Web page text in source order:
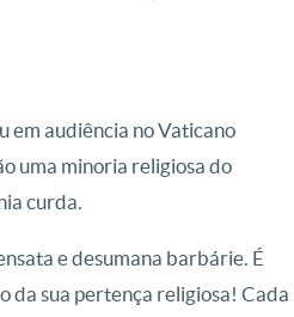
em audiência no Vaticano
uma minoria religiosa do
curda.
e desumana barbárie. É
da sua pertença religiosa! Cada